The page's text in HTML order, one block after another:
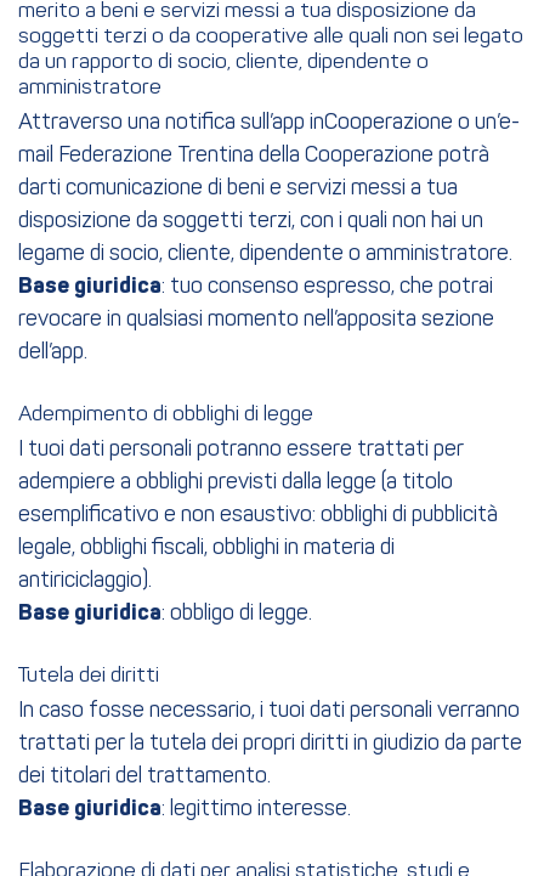
merito a beni e servizi messi a tua disposizione da
soggetti terzi o da cooperative alle quali non sei legato
da un rapporto di socio, cliente, dipendente o
amministratore
Attraverso una notifica sull’app inCooperazione o un’e-
mail Federazione Trentina della Cooperazione potrà
darti comunicazione di beni e servizi messi a tua
disposizione da soggetti terzi, con i quali non hai un
legame di socio, cliente, dipendente o amministratore.
Base giuridica: tuo consenso espresso, che potrai
revocare in qualsiasi momento nell’apposita sezione
dell’app.
Adempimento di obblighi di legge
I tuoi dati personali potranno essere trattati per
adempiere a obblighi previsti dalla legge (a titolo
esemplificativo e non esaustivo: obblighi di pubblicità
legale, obblighi fiscali, obblighi in materia di
antiriciclaggio).
Base giuridica: obbligo di legge.
Tutela dei diritti
In caso fosse necessario, i tuoi dati personali verranno
trattati per la tutela dei propri diritti in giudizio da parte
dei titolari del trattamento.
Base giuridica: legittimo interesse.